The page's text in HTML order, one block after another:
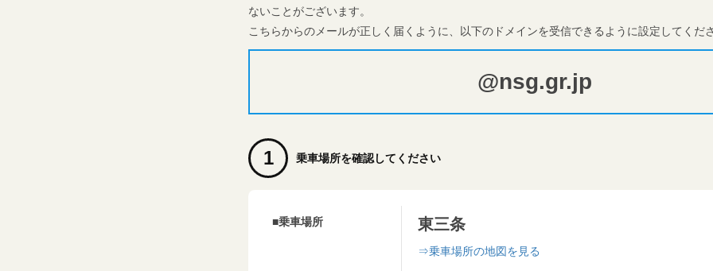
ないことがございます。
こちらからのメールが正しく届くように、以下のドメインを受信できるように設定してくださ
@nsg.gr.jp
1 乗車場所を確認してください
■乗車場所 東三条
⇒乗車場所の地図を見る